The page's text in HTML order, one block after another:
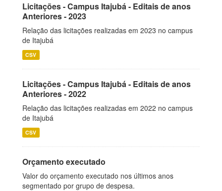
Licitações - Campus Itajubá - Editais de anos
Anteriores - 2023
Relação das licitações realizadas em 2023 no campus
de Itajubá
CSV
Licitações - Campus Itajubá - Editais de anos
Anteriores - 2022
Relação das licitações realizadas em 2022 no campus
de Itajubá
CSV
Orçamento executado
Valor do orçamento executado nos últimos anos
segmentado por grupo de despesa.